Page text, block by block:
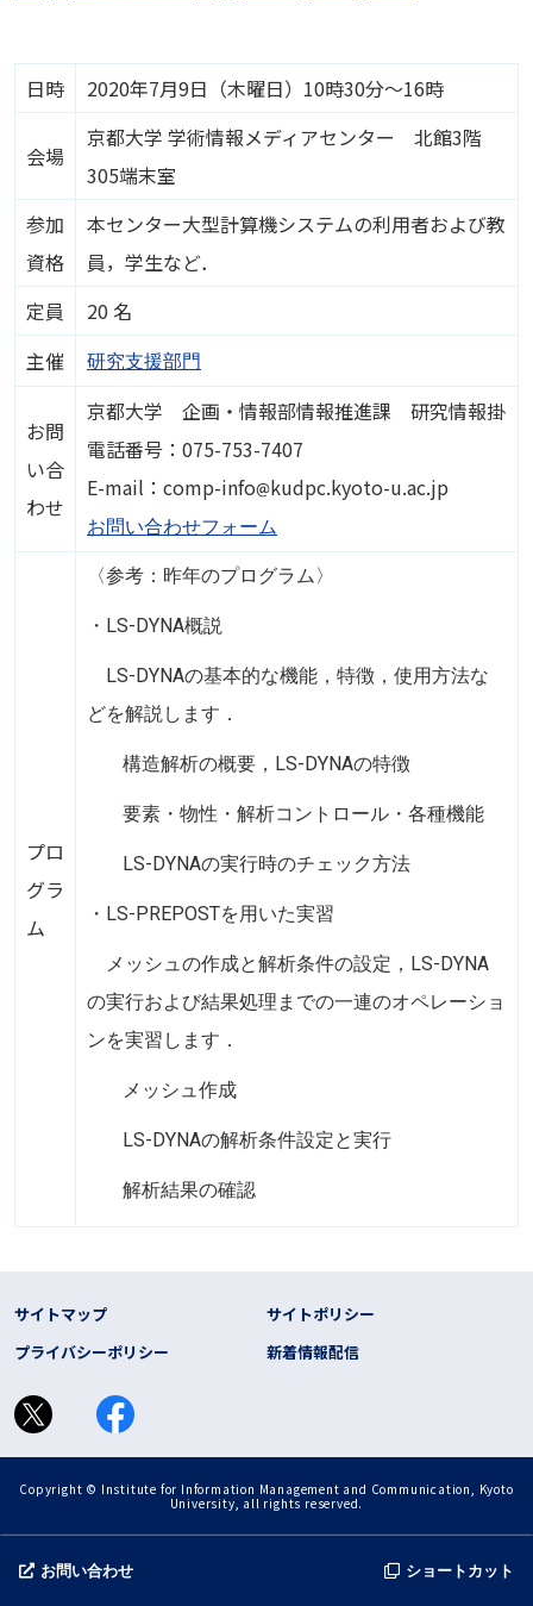
日時 2020年7月9日（木曜日）10時30分～16時
会場
京都大学 学術情報メディアセンター 北館3階
305端末室
参加
資格
本センター大型計算機システムの利用者および教
員，学生など．
定員
20 名
主催
研究支援部門
お問
い合
わせ
京都大学 企画・情報部情報推進課 研究情報掛
電話番号：075-753-7407
E-mail：comp-info画像kudpc.kyoto-u.ac.jp
お問い合わせフォーム
プロ
グラ
ム
〈参考：昨年のプログラム〉
・LS-DYNA概説
LS-DYNAの基本的な機能，特徴，使用方法な
どを解説します．
構造解析の概要，LS-DYNAの特徴
要素・物性・解析コントロール・各種機能
LS-DYNAの実行時のチェック方法
・LS-PREPOSTを用いた実習
メッシュの作成と解析条件の設定，LS-DYNA
の実行および結果処理までの一連のオペレーショ
ンを実習します．
メッシュ作成
LS-DYNAの解析条件設定と実行
解析結果の確認
お問い合わせ ショートカット
フッター リンク
サイトマップ
サイトポリシー
プライバシーポリシー
新着情報配信
Copyright © Institute for Information Management and Communication, Kyoto
University, all rights reserved.